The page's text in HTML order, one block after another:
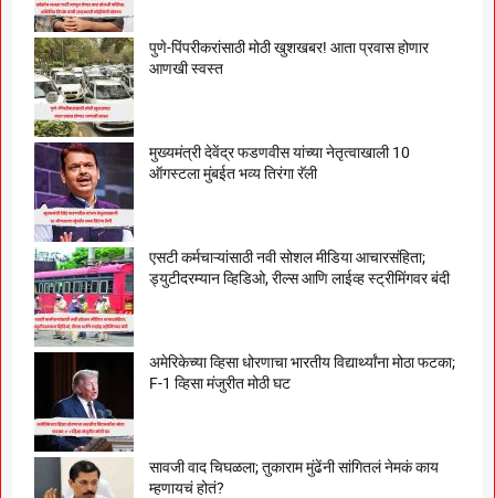
पुणे-पिंपरीकरांसाठी मोठी खुशखबर! आता प्रवास होणार
आणखी स्वस्त
मुख्यमंत्री देवेंद्र फडणवीस यांच्या नेतृत्वाखाली 10
ऑगस्टला मुंबईत भव्य तिरंगा रॅली
एसटी कर्मचाऱ्यांसाठी नवी सोशल मीडिया आचारसंहिता;
ड्युटीदरम्यान व्हिडिओ, रील्स आणि लाईव्ह स्ट्रीमिंगवर बंदी
अमेरिकेच्या व्हिसा धोरणाचा भारतीय विद्यार्थ्यांना मोठा फटका;
F-1 व्हिसा मंजुरीत मोठी घट
सावजी वाद चिघळला; तुकाराम मुंढेंनी सांगितलं नेमकं काय
म्हणायचं होतं?